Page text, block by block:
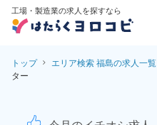
工場・製造業の求人を探すなら
トップ エリア検索 福島の求人一覧
ター
エンジン製